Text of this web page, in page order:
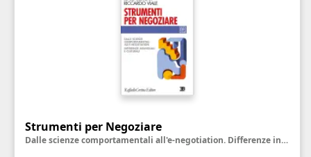
Strumenti per Negoziare
Dalle scienze comportamentali all'e-negotiation. Differenze individuali e culturali